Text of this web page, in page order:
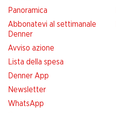
Panoramica
Abbonatevi al settimanale
Denner
Avviso azione
Lista della spesa
Denner App
Newsletter
WhatsApp